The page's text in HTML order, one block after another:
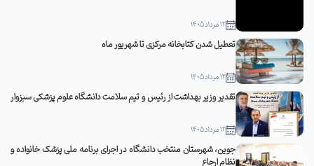
12 مرداد 1405
تعطیل شدن کتابخانه مرکزی تا شهریور ماه
12 مرداد 1405
تقدیر وزیر بهداشت از رئیس و تیم سلامت دانشگاه علوم پزشکی سبزوار
12 مرداد 1405
جوین، شهرستان منتخب دانشگاه در اجرای برنامه ملی پزشک خانواده و
نظام ارجاع